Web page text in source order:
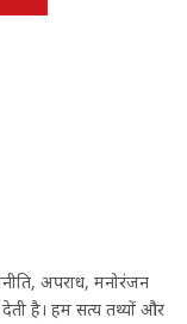
अपराध, मनोरंजन
है। हम सत्य तथ्यों और